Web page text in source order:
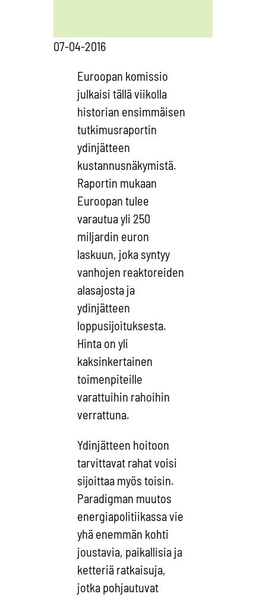
07-04-2016
Euroopan komissio
julkaisi tällä viikolla
historian ensimmäisen
tutkimusraportin
ydinjätteen
kustannusnäkymistä.
Raportin mukaan
Euroopan tulee
varautua yli 250
miljardin euron
laskuun, joka syntyy
vanhojen reaktoreiden
alasajosta ja
ydinjätteen
loppusijoituksesta.
Hinta on yli
kaksinkertainen
toimenpiteille
varattuihin rahoihin
verrattuna.
Ydinjätteen hoitoon
tarvittavat rahat voisi
sijoittaa myös toisin.
Paradigman muutos
energiapolitiikassa vie
yhä enemmän kohti
joustavia, paikallisia ja
ketteriä ratkaisuja,
jotka pohjautuvat